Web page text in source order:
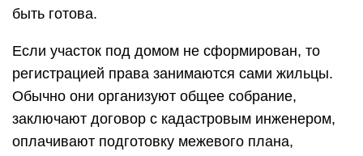
быть готова.
Если участок под домом не сформирован, то
регистрацией права занимаются сами жильцы.
Обычно они организуют общее собрание,
заключают договор с кадастровым инженером,
оплачивают подготовку межевого плана,